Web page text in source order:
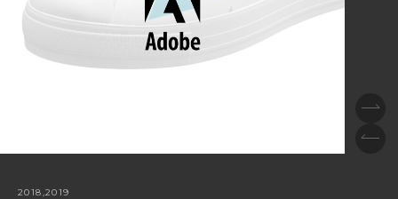
2018,2019